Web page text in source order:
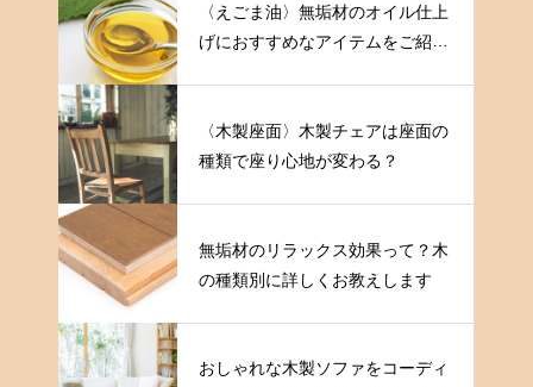
〈えごま油〉無垢材のオイル仕上
げにおすすめなアイテムをご紹介
〈木製座面〉木製チェアは座面の
種類で座り心地が変わる？
無垢材のリラックス効果って？木
の種類別に詳しくお教えします
おしゃれな木製ソファをコーディ